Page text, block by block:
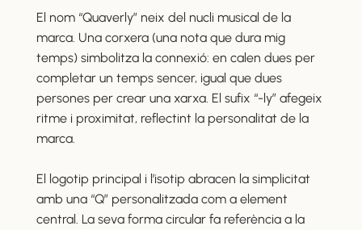
El nom “Quaverly” neix del nucli musical de la
marca. Una corxera (una nota que dura mig
temps) simbolitza la connexió: en calen dues per
completar un temps sencer, igual que dues
persones per crear una xarxa. El sufix “-ly” afegeix
ritme i proximitat, reflectint la personalitat de la
marca.
El logotip principal i l’isotip abracen la simplicitat
amb una “Q” personalitzada com a element
central. La seva forma circular fa referència a la